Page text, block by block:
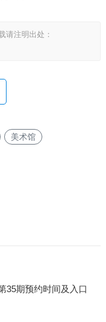
请注明出处：
美术馆
35期预约时间及入口